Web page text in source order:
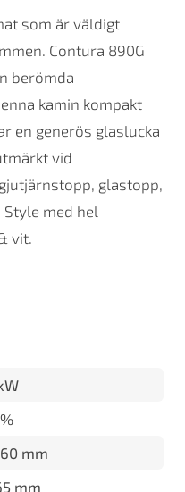
som är väldigt
Contura 890G
berömda
kamin kompakt
en generös glaslucka
vid
glastopp,
med hel
vit.
mm
mm